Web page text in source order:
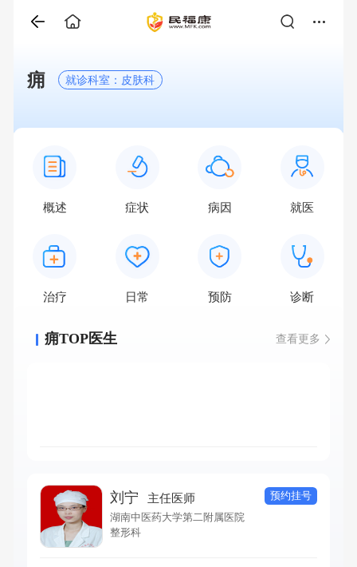
痈 就诊科室：皮肤科
概述 症状 病因 就医
治疗 日常 预防 诊断
痈TOP医生 查看更多
刘宁 主任医师
湖南中医药大学第二附属医院
整形科
预约挂号